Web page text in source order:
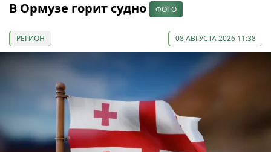
В Ормузе горит судно ФОТО
РЕГИОН 08 АВГУСТА 2026 11:38